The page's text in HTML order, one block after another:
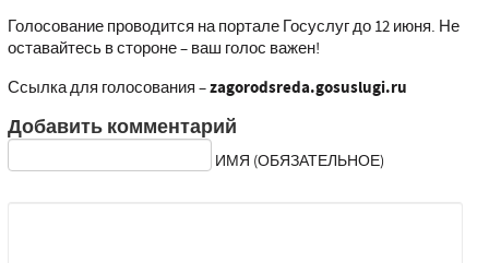
Голосование проводится на портале Госуслуг до 12 июня. Не
оставайтесь в стороне – ваш голос важен!
Ссылка для голосования –zagorodsreda.gosuslugi.ru
Добавить комментарий
ИМЯ (ОБЯЗАТЕЛЬНОЕ)